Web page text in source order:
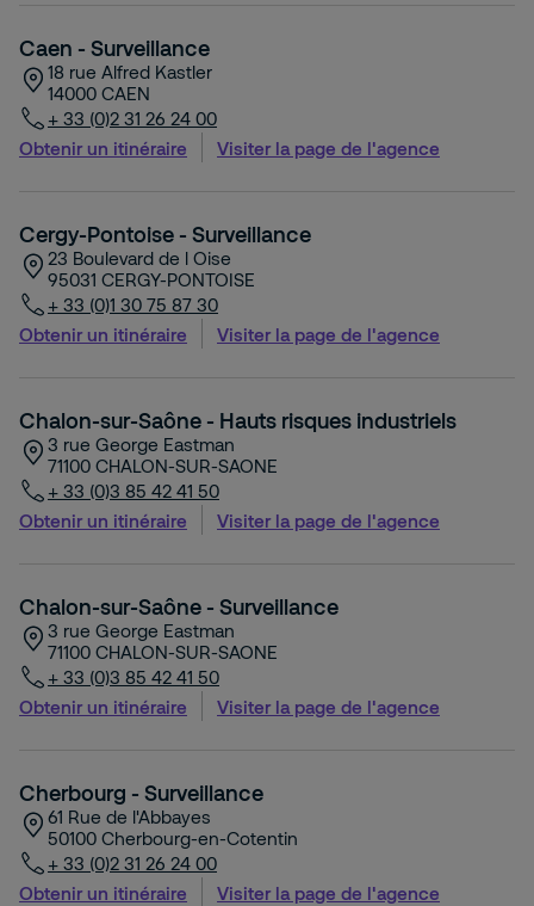
Caen - Surveillance
18 rue Alfred Kastler
14000 CAEN
+ 33 (0)2 31 26 24 00
Obtenir un itinéraire
Visiter la page de l'agence
Cergy-Pontoise - Surveillance
23 Boulevard de l Oise
95031 CERGY-PONTOISE
+ 33 (0)1 30 75 87 30
Obtenir un itinéraire
Visiter la page de l'agence
Chalon-sur-Saône - Hauts risques industriels
3 rue George Eastman
71100 CHALON-SUR-SAONE
+ 33 (0)3 85 42 41 50
Obtenir un itinéraire
Visiter la page de l'agence
Chalon-sur-Saône - Surveillance
3 rue George Eastman
71100 CHALON-SUR-SAONE
+ 33 (0)3 85 42 41 50
Obtenir un itinéraire
Visiter la page de l'agence
Cherbourg - Surveillance
61 Rue de l'Abbayes
50100 Cherbourg-en-Cotentin
+ 33 (0)2 31 26 24 00
Obtenir un itinéraire
Visiter la page de l'agence